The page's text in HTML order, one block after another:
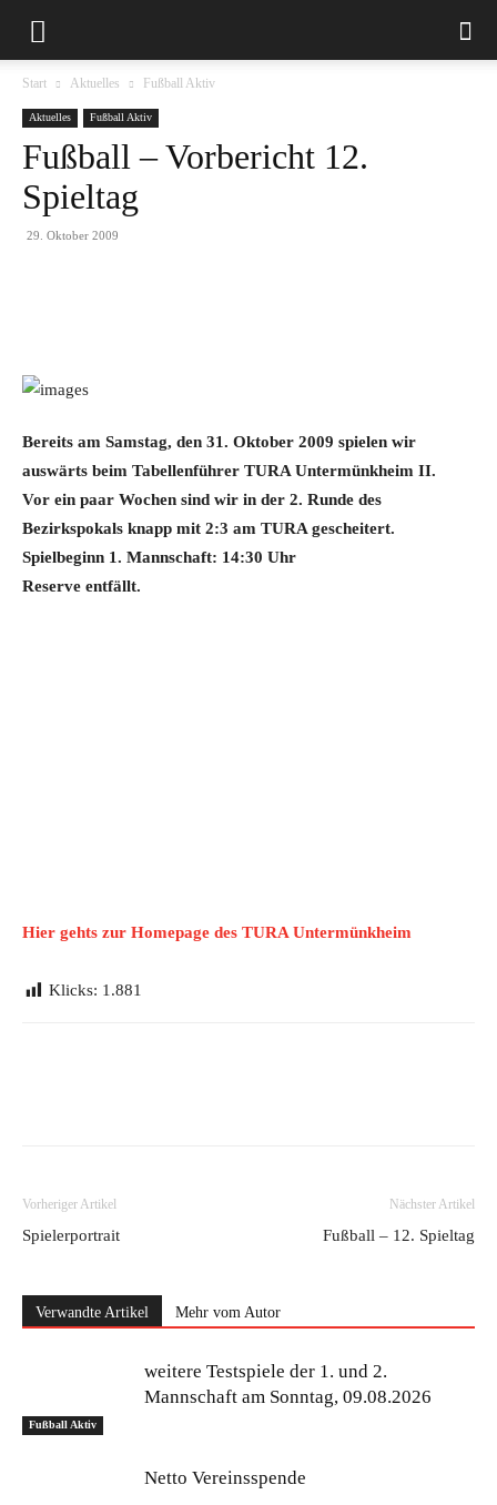
Start Aktuelles Fußball Aktiv
Aktuelles Fußball Aktiv
Fußball – Vorbericht 12.
Spieltag
29. Oktober 2009
Bereits am Samstag, den 31. Oktober 2009 spielen wir
auswärts beim Tabellenführer TURA Untermünkheim II.
Vor ein paar Wochen sind wir in der 2. Runde des
Bezirkspokals knapp mit 2:3 am TURA gescheitert.
Spielbeginn 1. Mannschaft: 14:30 Uhr
Reserve entfällt.
Hier gehts zur Homepage des TURA Untermünkheim
Klicks: 1.881
Vorheriger Artikel
Spielerportrait
Nächster Artikel
Fußball – 12. Spieltag
Verwandte Artikel Mehr vom Autor
Fußball Aktiv
weitere Testspiele der 1. und 2.
Mannschaft am Sonntag, 09.08.2026
Netto Vereinsspende